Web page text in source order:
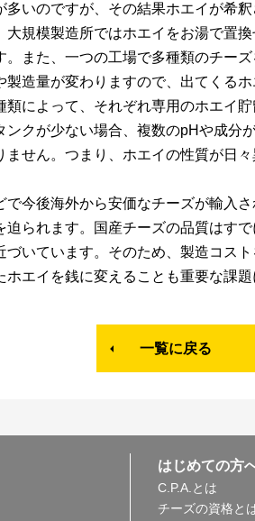
多いのですが、その結果ホエイが希
大規模製造所ではホエイをお湯で置
。また、一つの工場で多種類のチー
製造量が変わりますので、出てくる
類によって、それぞれ専用のホエイ
ンクが少ない場合、複数のpHや成分
ません。つまり、ホエイの性質が日
で今後海外から安価なチーズが輸入
迫られます。国産チーズの品質はす
づいています。そのため、製造コスト
ホエイを銭に変えることも重要な課題
一覧に戻る
はじめての方
C.P.A.とは
チーズの資格と